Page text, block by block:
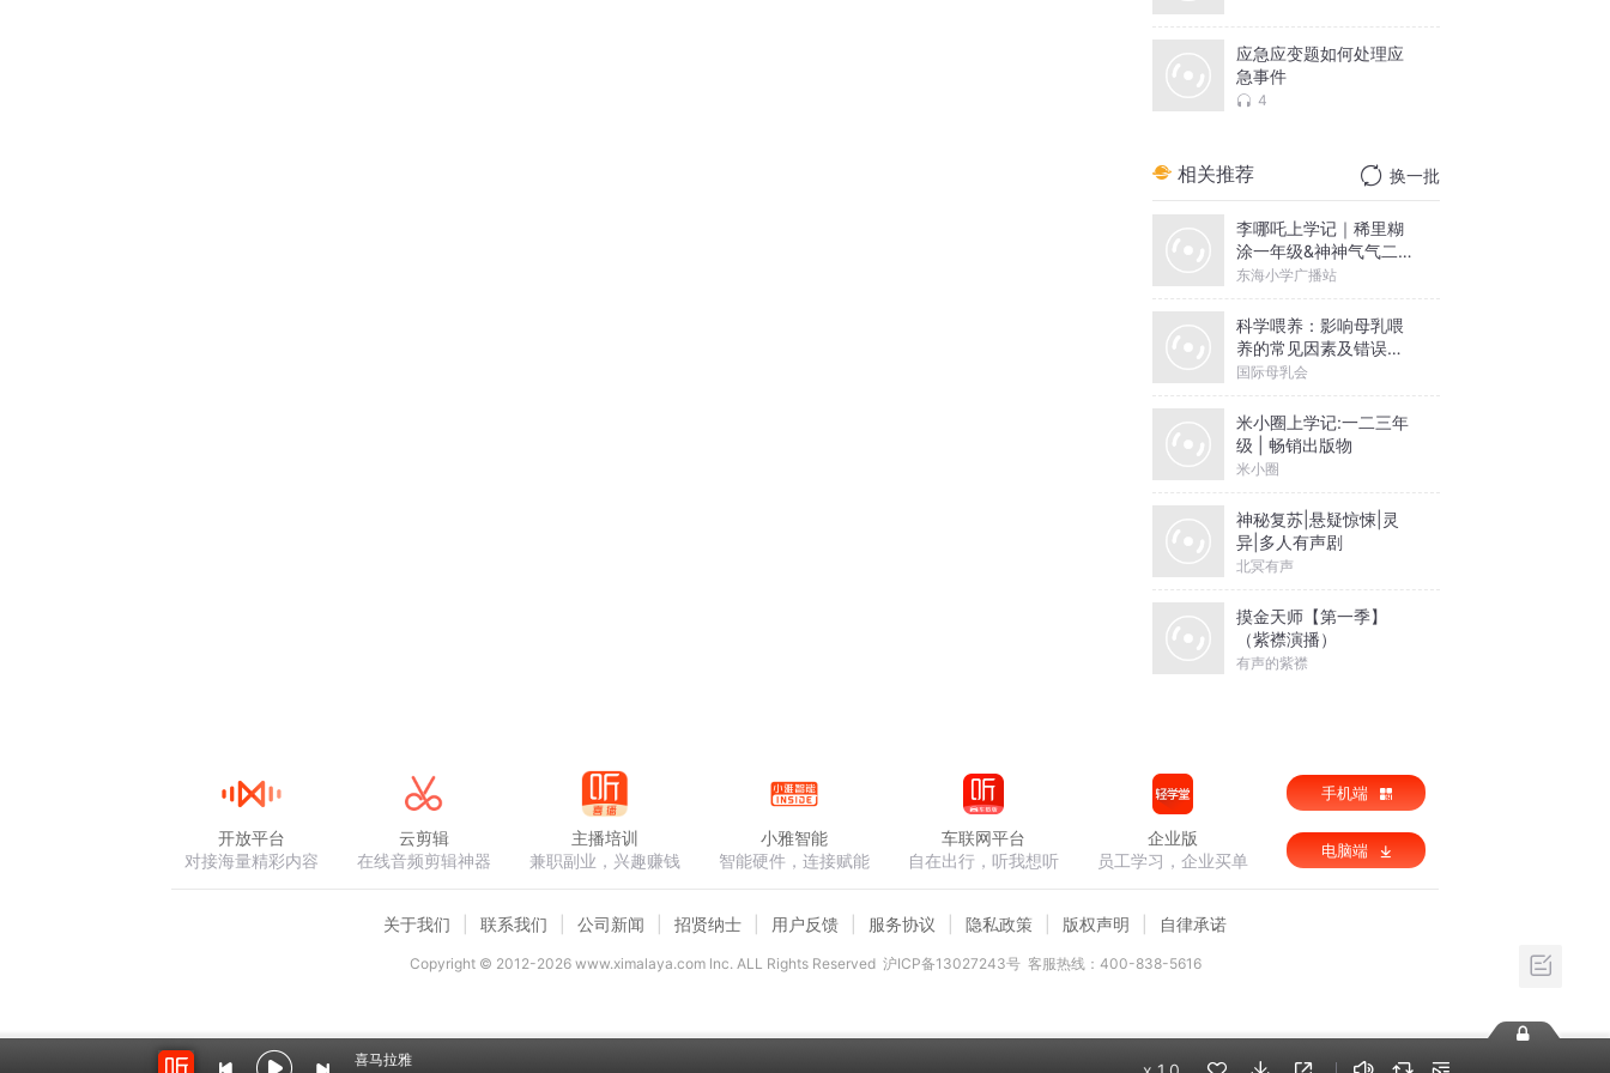
应急应变题如何处理应
急事件
4
相关推荐 换一批
李哪吒上学记｜稀里糊
涂一年级&神神气气二年
级
东海小学广播站
科学喂养：影响母乳喂
养的常见因素及错误观
念
国际母乳会
米小圈上学记:一二三年
级 | 畅销出版物
米小圈
神秘复苏|悬疑惊悚|灵
异|多人有声剧
北冥有声
摸金天师【第一季】
（紫襟演播）
有声的紫襟
喜马拉雅
开放平台
对接海量精彩内容
云剪辑
在线音频剪辑神器
主播培训
兼职副业，兴趣赚钱
小雅智能
智能硬件，连接赋能
车联网平台
自在出行，听我想听
企业版
员工学习，企业买单
手机端
电脑端
关于我们 联系我们 公司新闻 招贤纳士 用户反馈 服务协议 隐私政策 版权声明 自律承诺
Copyright © 2012-2026www.ximalaya.com lnc. ALL Rights Reserved 沪ICP备13027243号 客服热线：400-838-5616